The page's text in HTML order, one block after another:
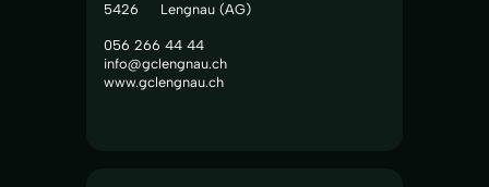
5426
Lengnau (AG)
056 266 44 44
info@gclengnau.ch
www.gclengnau.ch